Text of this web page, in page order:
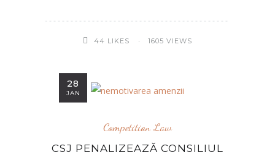
44 LIKES 1605 VIEWS
28
JAN
Competition Law
CSJ PENALIZEAZĂ CONSILIUL